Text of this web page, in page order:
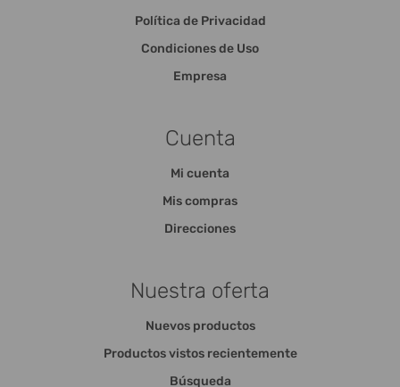
Política de Privacidad
Condiciones de Uso
Empresa
Cuenta
Mi cuenta
Mis compras
Direcciones
Nuestra oferta
Nuevos productos
Productos vistos recientemente
Búsqueda